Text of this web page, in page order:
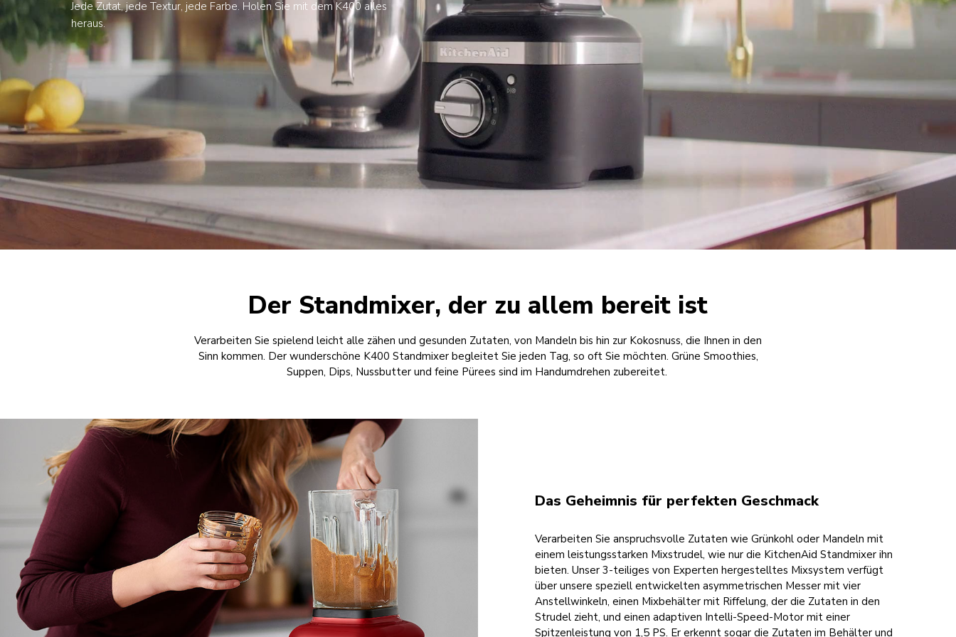
Jede Zutat, jede Textur, jede Farbe. Holen Sie mit dem K400 alles
heraus.
Der Standmixer, der zu allem bereit ist
Verarbeiten Sie spielend leicht alle zähen und gesunden Zutaten, von Mandeln bis hin zur Kokosnuss, die Ihnen in den
Sinn kommen. Der wunderschöne K400 Standmixer begleitet Sie jeden Tag, so oft Sie möchten. Grüne Smoothies,
Suppen, Dips, Nussbutter und feine Pürees sind im Handumdrehen zubereitet.
Das Geheimnis für perfekten Geschmack
Verarbeiten Sie anspruchsvolle Zutaten wie Grünkohl oder Mandeln mit
einem leistungsstarken Mixstrudel, wie nur die KitchenAid Standmixer ihn
bieten. Unser 3-teiliges von Experten hergestelltes Mixsystem verfügt
über unsere speziell entwickelten asymmetrischen Messer mit vier
Anstellwinkeln, einen Mixbehälter mit Riffelung, der die Zutaten in den
Strudel zieht, und einen adaptiven Intelli-Speed-Motor mit einer
Spitzenleistung von 1,5 PS. Er erkennt sogar die Zutaten im Behälter und